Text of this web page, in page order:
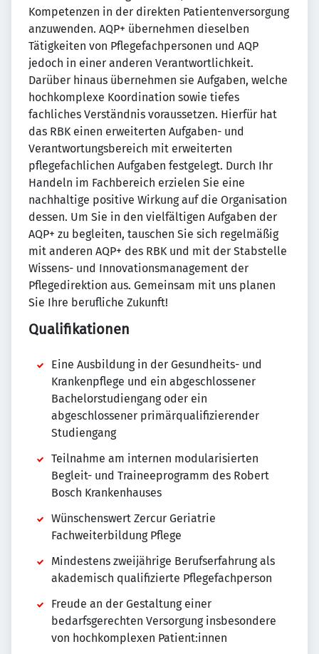
Kompetenzen in der direkten Patientenversorgung
anzuwenden. AQP+ übernehmen dieselben
Tätigkeiten von Pflegefachpersonen und AQP
jedoch in einer anderen Verantwortlichkeit.
Darüber hinaus übernehmen sie Aufgaben, welche
hochkomplexe Koordination sowie tiefes
fachliches Verständnis voraussetzen. Hierfür hat
das RBK einen erweiterten Aufgaben- und
Verantwortungsbereich mit erweiterten
pflegefachlichen Aufgaben festgelegt. Durch Ihr
Handeln im Fachbereich erzielen Sie eine
nachhaltige positive Wirkung auf die Organisation
dessen. Um Sie in den vielfältigen Aufgaben der
AQP+ zu begleiten, tauschen Sie sich regelmäßig
mit anderen AQP+ des RBK und mit der Stabstelle
Wissens- und Innovationsmanagement der
Pflegedirektion aus. Gemeinsam mit uns planen
Sie Ihre berufliche Zukunft!
Qualifikationen
Eine Ausbildung in der Gesundheits- und
Krankenpflege und ein abgeschlossener
Bachelorstudiengang oder ein
abgeschlossener primärqualifizierender
Studiengang
Teilnahme am internen modularisierten
Begleit- und Traineeprogramm des Robert
Bosch Krankenhauses
Wünschenswert Zercur Geriatrie
Fachweiterbildung Pflege
Mindestens zweijährige Berufserfahrung als
akademisch qualifizierte Pflegefachperson
Freude an der Gestaltung einer
bedarfsgerechten Versorgung insbesondere
von hochkomplexen Patient:innen